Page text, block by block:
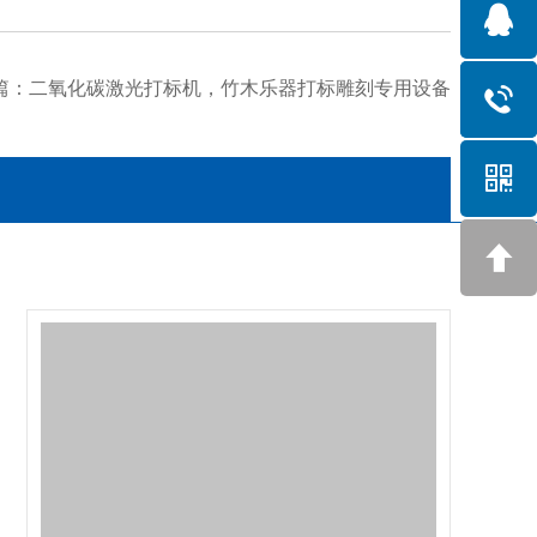
二氧化碳激光打标机，竹木乐器打标雕刻专用设备